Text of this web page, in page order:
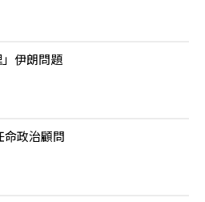
伊朗問題
命政治顧問